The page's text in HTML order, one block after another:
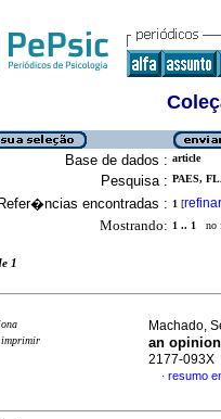
Base de dados : article
Pesquisa : PAES,
Refer�ncias encontradas : 1 [refinar
Mostrando: 1 .. 1 no
1
Machado,
an opinion
2177-093X
· resumo